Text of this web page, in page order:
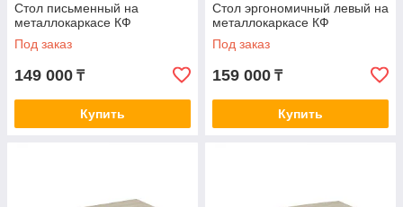
Стол письменный на
металлокаркасе КФ
Под заказ
149 000 ₸
Купить
Стол эргономичный левый на
металлокаркасе КФ
Под заказ
159 000 ₸
Купить